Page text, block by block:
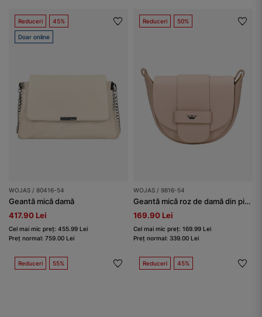
Reduceri 45%
Doar online
WOJAS / 80416-54
Geantă mică damă
417.90 Lei
Cel mai mic preț: 455.99 Lei
Preț normal: 759.00 Lei
Reduceri 50%
WOJAS / 9816-54
Geantă mică roz de damă din piele granulată
169.90 Lei
Cel mai mic preț: 169.99 Lei
Preț normal: 339.00 Lei
Reduceri 55% Reduceri 45%